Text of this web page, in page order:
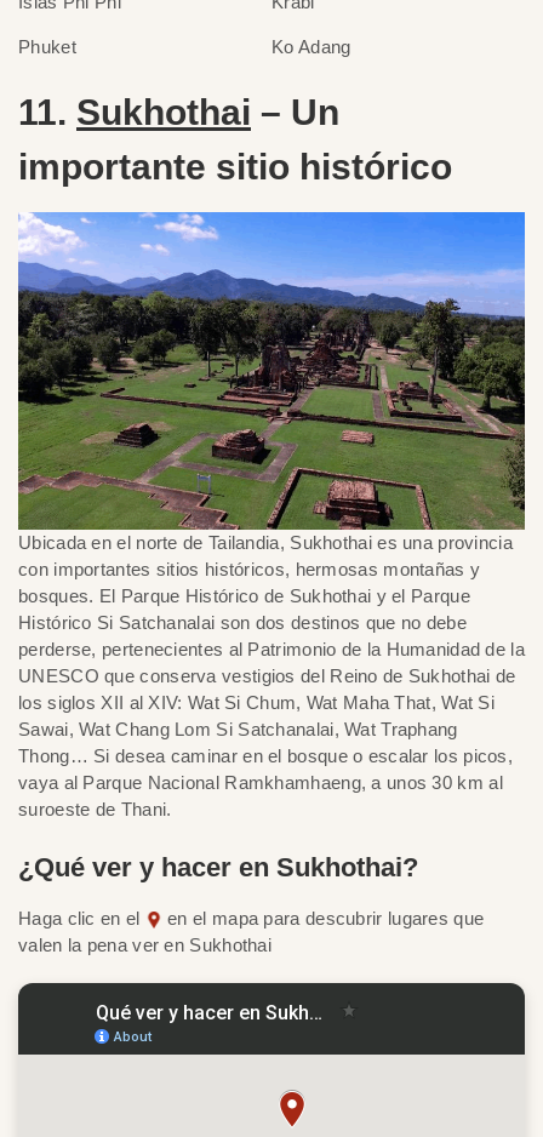
Phuket Ko Adang
11. Sukhothai – Un
importante sitio histórico
Ubicada en el norte de Tailandia, Sukhothai es una provincia
con importantes sitios históricos, hermosas montañas y
bosques. El Parque Histórico de Sukhothai y el Parque
Histórico Si Satchanalai son dos destinos que no debe
perderse, pertenecientes al Patrimonio de la Humanidad de la
UNESCO que conserva vestigios del Reino de Sukhothai de
los siglos XII al XIV: Wat Si Chum, Wat Maha That, Wat Si
Sawai, Wat Chang Lom Si Satchanalai, Wat Traphang
Thong… Si desea caminar en el bosque o escalar los picos,
vaya al Parque Nacional Ramkhamhaeng, a unos 30 km al
suroeste de Thani.
¿Qué ver y hacer en Sukhothai?
Haga clic en el
en el mapa para descubrir lugares que
valen la pena ver en Sukhothai